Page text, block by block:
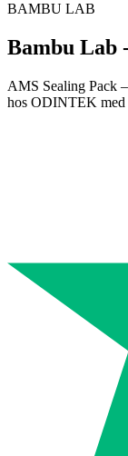
BAMBU LAB
Bambu Lab
AMS Sealing Pack
hos ODINTEK med